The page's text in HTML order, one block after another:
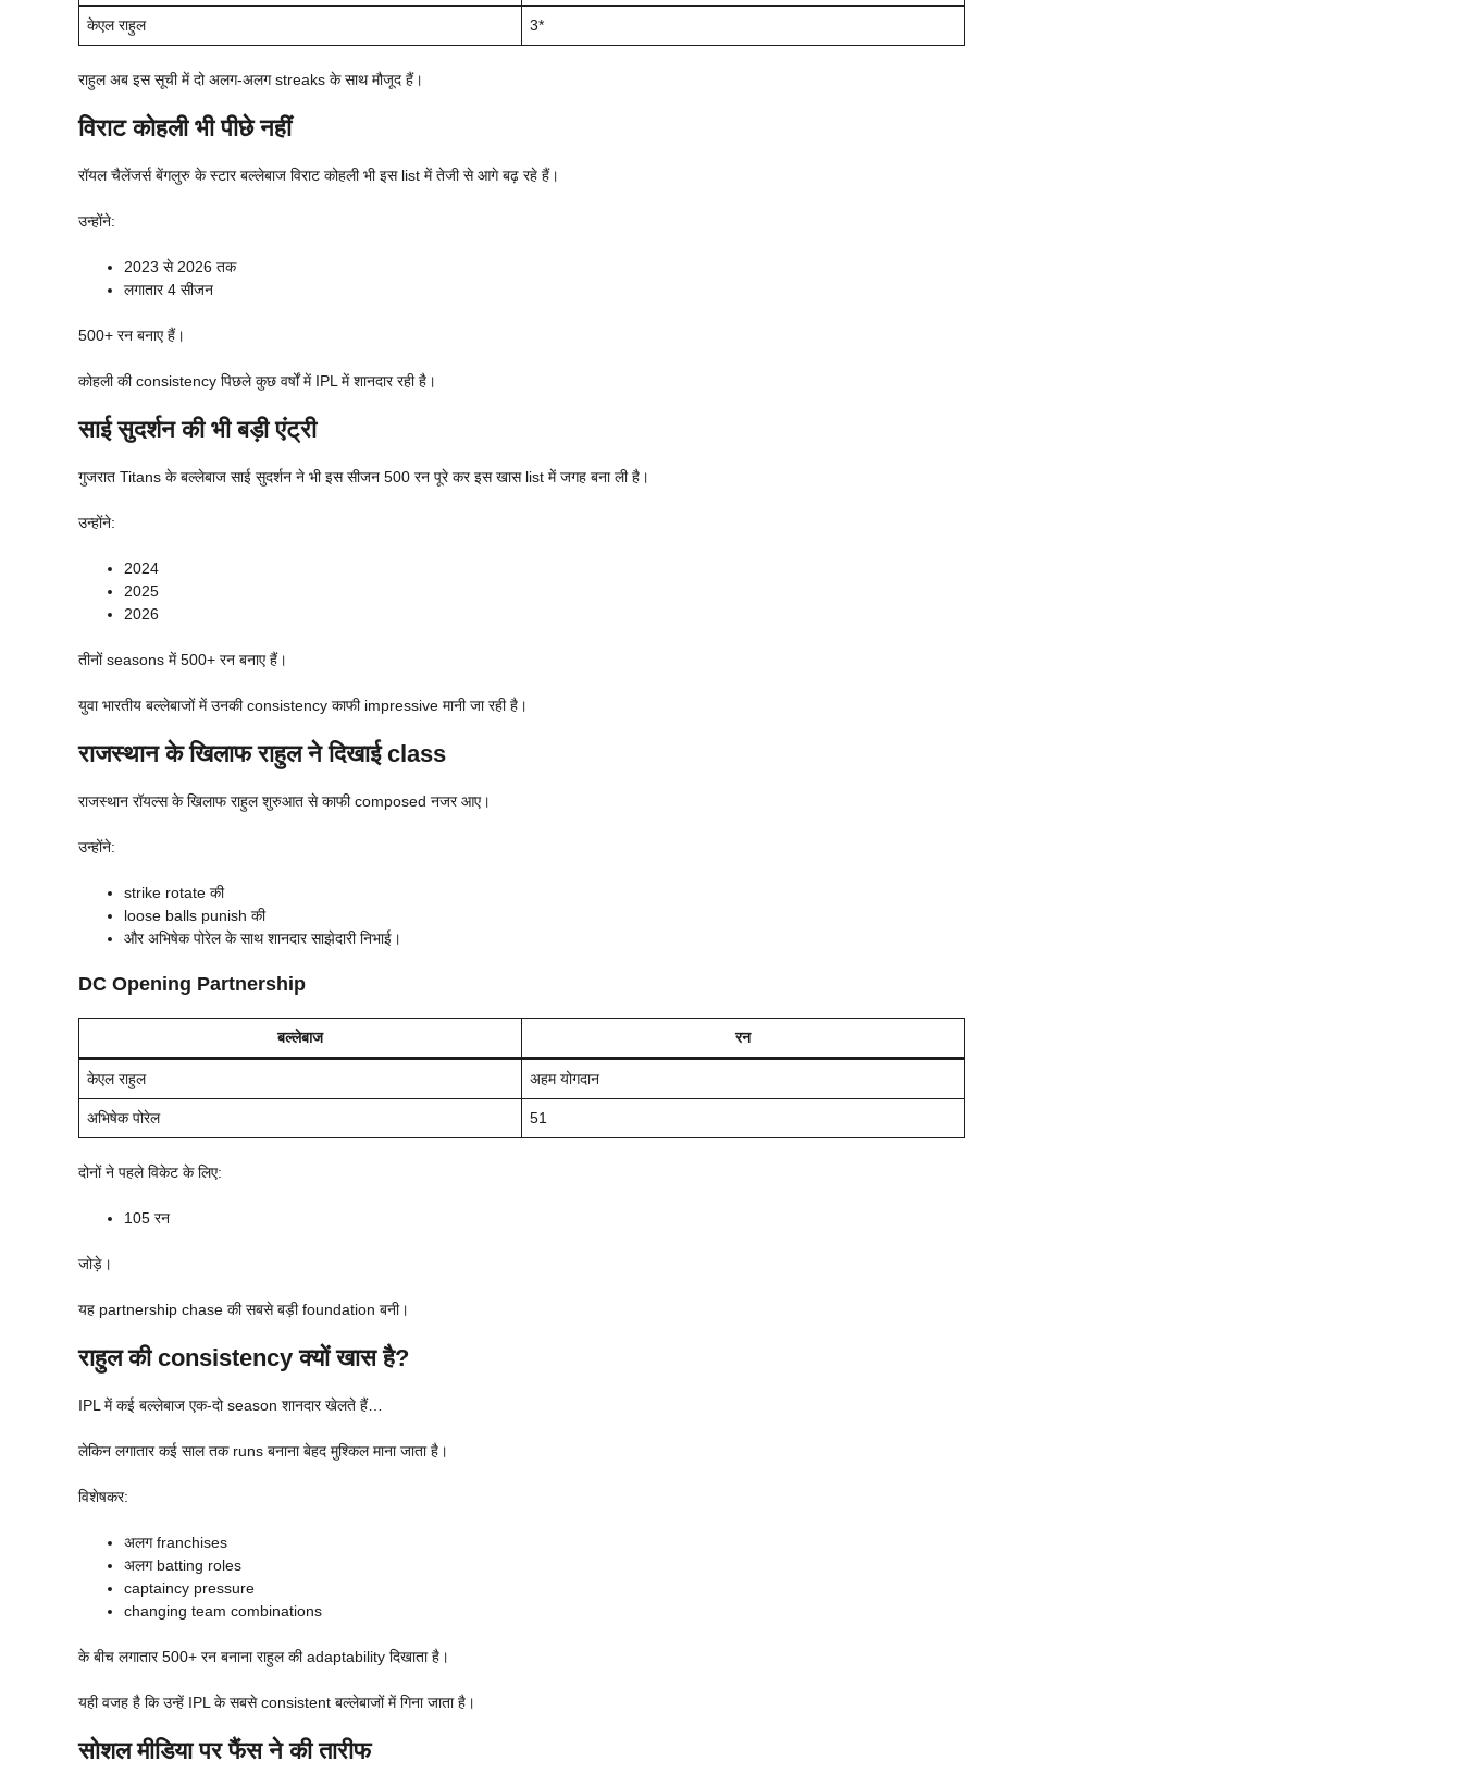
केएल राहुल 3*
राहुल अब इस सूची में दो अलग-अलग streaks के साथ मौजूद हैं।
विराट कोहली भी पीछे नहीं
रॉयल चैलेंजर्स बेंगलुरु के स्टार बल्लेबाज विराट कोहली भी इस list में तेजी से आगे बढ़ रहे हैं।
उन्होंने:
2023 से 2026 तक
लगातार 4 सीजन
500+ रन बनाए हैं।
कोहली की consistency पिछले कुछ वर्षों में IPL में शानदार रही है।
साई सुदर्शन की भी बड़ी एंट्री
गुजरात Titans के बल्लेबाज साई सुदर्शन ने भी इस सीजन 500 रन पूरे कर इस खास list में जगह बना ली है।
उन्होंने:
2024
2025
2026
तीनों seasons में 500+ रन बनाए हैं।
युवा भारतीय बल्लेबाजों में उनकी consistency काफी impressive मानी जा रही है।
राजस्थान के खिलाफ राहुल ने दिखाई class
राजस्थान रॉयल्स के खिलाफ राहुल शुरुआत से काफी composed नजर आए।
उन्होंने:
strike rotate की
loose balls punish की
और अभिषेक पोरेल के साथ शानदार साझेदारी निभाई।
DC Opening Partnership
बल्लेबाज रन
केएल राहुल अहम योगदान
अभिषेक पोरेल 51
दोनों ने पहले विकेट के लिए:
105 रन
जोड़े।
यह partnership chase की सबसे बड़ी foundation बनी।
राहुल की consistency क्यों खास है?
IPL में कई बल्लेबाज एक-दो season शानदार खेलते हैं…
लेकिन लगातार कई साल तक runs बनाना बेहद मुश्किल माना जाता है।
विशेषकर:
अलग franchises
अलग batting roles
captaincy pressure
changing team combinations
के बीच लगातार 500+ रन बनाना राहुल की adaptability दिखाता है।
यही वजह है कि उन्हें IPL के सबसे consistent बल्लेबाजों में गिना जाता है।
सोशल मीडिया पर फैंस ने की तारीफ